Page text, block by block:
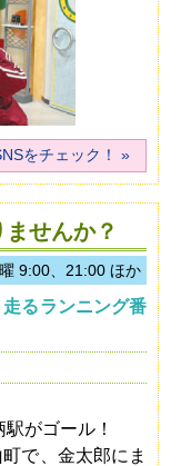
をチェック！
せんか？
9:00、21:00 ほか
るランニング番
がゴール！
で、金太郎にま